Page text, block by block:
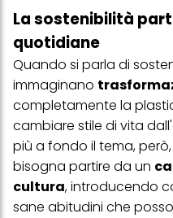
La sostenibilità
quotidiane
Quando si parla di
immaginano
completamente la
cambiare stile di vita
più a fondo il tema,
bisogna partire da un
cultura, introducendo
sane abitudini che